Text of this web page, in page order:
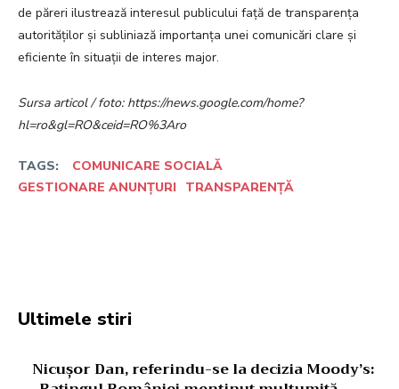
de păreri ilustrează interesul publicului față de transparența
autorităților și subliniază importanța unei comunicări clare și
eficiente în situații de interes major.
Sursa articol / foto: https://news.google.com/home?
hl=ro&gl=RO&ceid=RO%3Aro
TAGS:
COMUNICARE SOCIALĂ
GESTIONARE ANUNȚURI
TRANSPARENȚĂ
Ultimele stiri
Nicușor Dan, referindu-se la decizia Moody’s: